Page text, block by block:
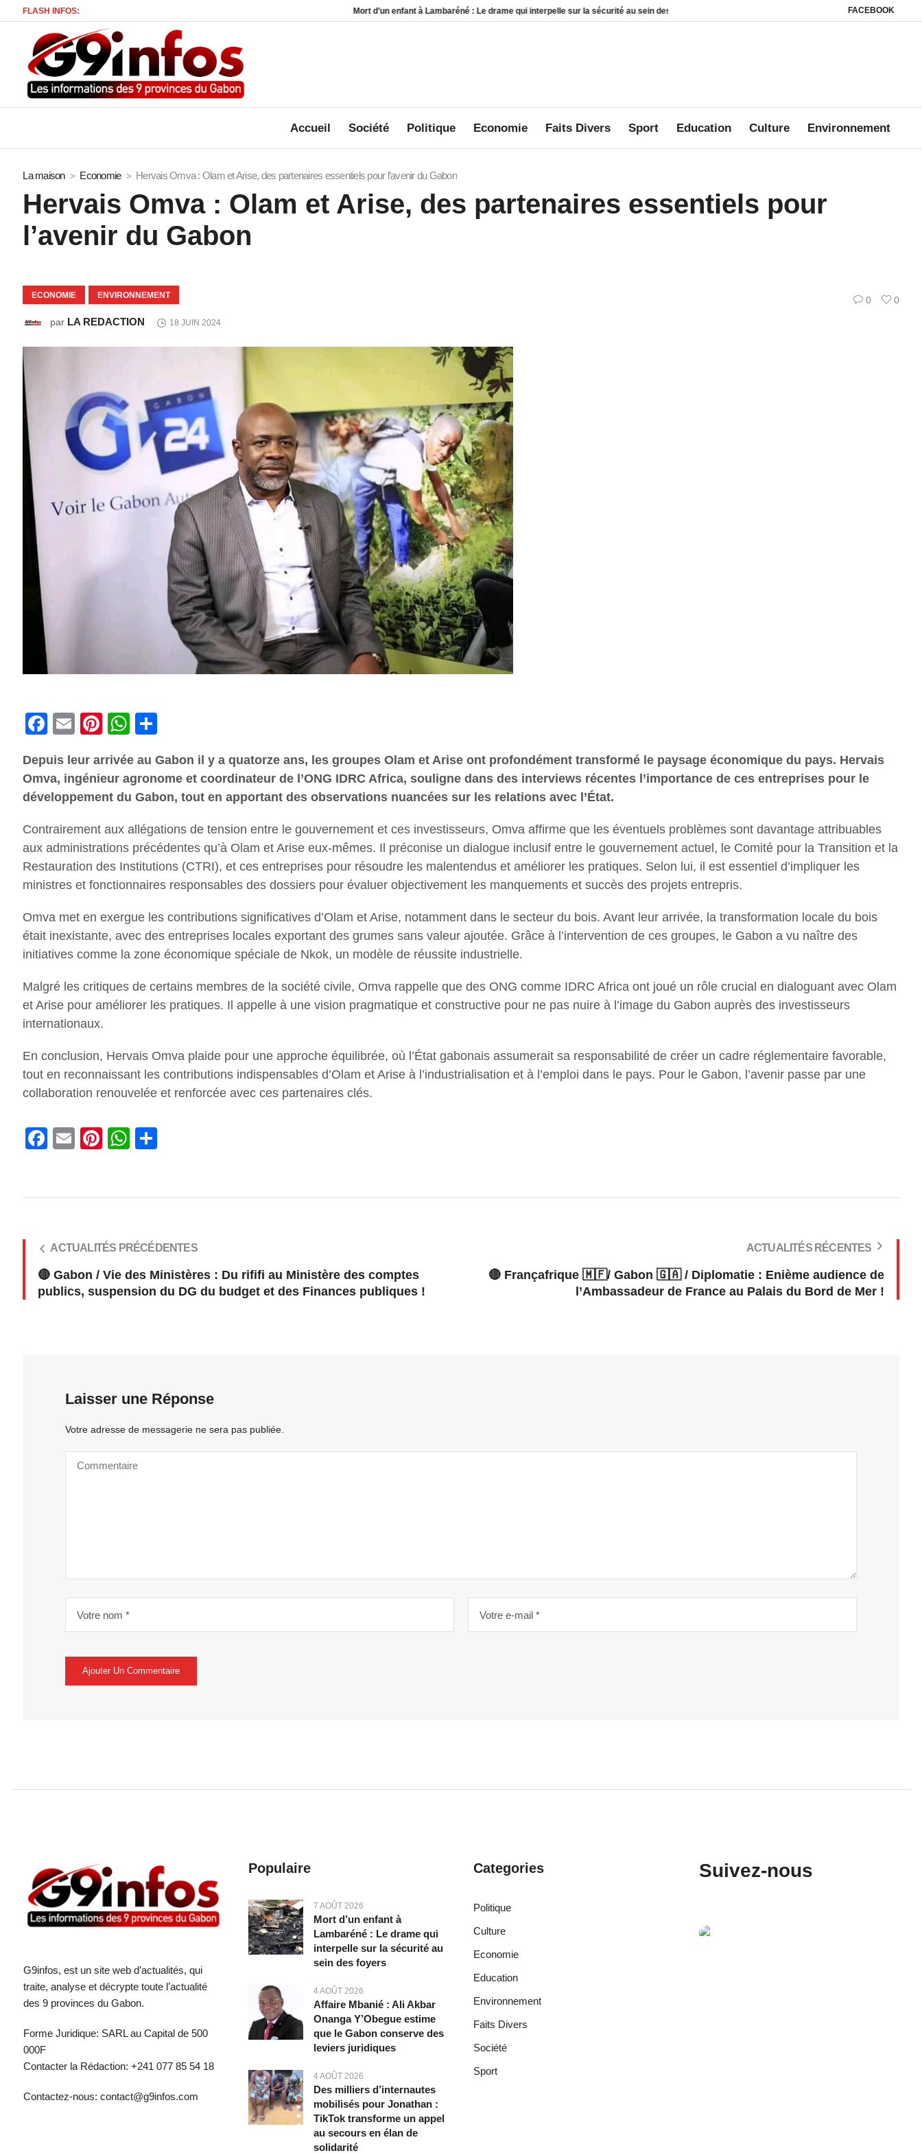
FACEBOOK
FLASH INFOS: Mort d’un enfant à Lambaréné : Le drame qui interpelle sur la sécurité au sein des foyers Affaire Mbanié : Ali Akbar Onanga Y’Obegue estime que le
Accueil Société Politique Economie Faits Divers Sport Education Culture Environnement
La maison Economie Hervais Omva : Olam et Arise, des partenaires essentiels pour l’avenir du Gabon
Hervais Omva : Olam et Arise, des partenaires essentiels pour
l’avenir du Gabon
ECONOMIE ENVIRONNEMENT 0 0
par LA REDACTION 18 JUIN 2024
Facebook
Email PinterestWhatsApp
Depuis leur arrivée au Gabon il y a quatorze ans, les groupes Olam et Arise ont profondément transformé le paysage économique du pays. Hervais
Omva, ingénieur agronome et coordinateur de l’ONG IDRC Africa, souligne dans des interviews récentes l’importance de ces entreprises pour le
développement du Gabon, tout en apportant des observations nuancées sur les relations avec l’État.
Contrairement aux allégations de tension entre le gouvernement et ces investisseurs, Omva affirme que les éventuels problèmes sont davantage attribuables
aux administrations précédentes qu’à Olam et Arise eux-mêmes. Il préconise un dialogue inclusif entre le gouvernement actuel, le Comité pour la Transition et la
Restauration des Institutions (CTRI), et ces entreprises pour résoudre les malentendus et améliorer les pratiques. Selon lui, il est essentiel d’impliquer les
ministres et fonctionnaires responsables des dossiers pour évaluer objectivement les manquements et succès des projets entrepris.
Omva met en exergue les contributions significatives d’Olam et Arise, notamment dans le secteur du bois. Avant leur arrivée, la transformation locale du bois
était inexistante, avec des entreprises locales exportant des grumes sans valeur ajoutée. Grâce à l’intervention de ces groupes, le Gabon a vu naître des
initiatives comme la zone économique spéciale de Nkok, un modèle de réussite industrielle.
Malgré les critiques de certains membres de la société civile, Omva rappelle que des ONG comme IDRC Africa ont joué un rôle crucial en dialoguant avec Olam
et Arise pour améliorer les pratiques. Il appelle à une vision pragmatique et constructive pour ne pas nuire à l’image du Gabon auprès des investisseurs
internationaux.
En conclusion, Hervais Omva plaide pour une approche équilibrée, où l’État gabonais assumerait sa responsabilité de créer un cadre réglementaire favorable,
tout en reconnaissant les contributions indispensables d’Olam et Arise à l’industrialisation et à l’emploi dans le pays. Pour le Gabon, l’avenir passe par une
collaboration renouvelée et renforcée avec ces partenaires clés.
Facebook
Email PinterestWhatsApp
ACTUALITÉS PRÉCÉDENTES
🔴 Gabon / Vie des Ministères : Du rififi au Ministère des comptes
publics, suspension du DG du budget et des Finances publiques !
ACTUALITÉS RÉCENTES
🔴 Françafrique 🇲🇫/ Gabon 🇬🇦 / Diplomatie : Enième audience de
l’Ambassadeur de France au Palais du Bord de Mer !
Laisser une Réponse
Votre adresse de messagerie ne sera pas publiée.
G9infos, est un site web d’actualités, qui
traite, analyse et décrypte toute l’actualité
des 9 provinces du Gabon.
Forme Juridique: SARL au Capital de 500
000F
Contacter la Rédaction: +241 077 85 54 18
Contactez-nous: contact@g9infos.com
Populaire
7 AOÛT 2026
Mort d’un enfant à
Lambaréné : Le drame qui
interpelle sur la sécurité au
sein des foyers
4 AOÛT 2026
Affaire Mbanié : Ali Akbar
Onanga Y’Obegue estime
que le Gabon conserve des
leviers juridiques
4 AOÛT 2026
Des milliers d’internautes
mobilisés pour Jonathan :
TikTok transforme un appel
au secours en élan de
solidarité
Categories
Politique
Culture
Economie
Education
Environnement
Faits Divers
Société
Sport
Suivez-nous